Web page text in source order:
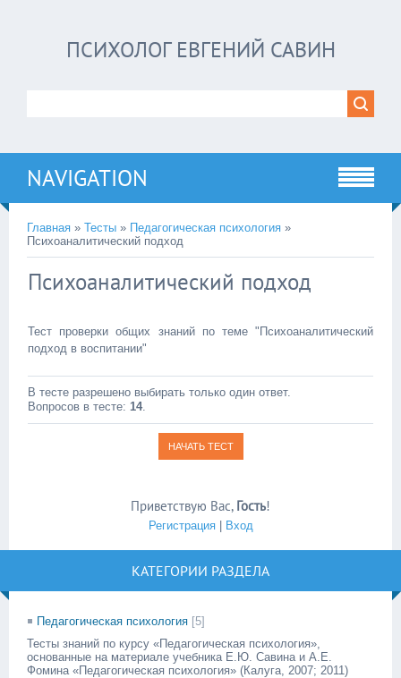
ПСИХОЛОГ ЕВГЕНИЙ САВИН
NAVIGATION
Главная » Тесты » Педагогическая психология »
Психоаналитический подход
Психоаналитический подход
Тест проверки общих знаний по теме "Психоаналитический
подход в воспитании"
В тесте разрешено выбирать только один ответ.
Вопросов в тесте: 14.
Приветствую Вас, Гость!
Регистрация| Вход
КАТЕГОРИИ РАЗДЕЛА
Педагогическая психология [5]
Тесты знаний по курсу «Педагогическая психология»,
основанные на материале учебника Е.Ю. Савина и А.Е.
Фомина «Педагогическая психология» (Калуга, 2007; 2011)